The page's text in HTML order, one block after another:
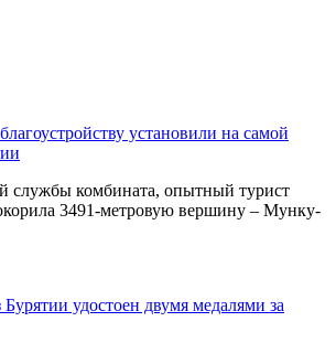
установили на самой
службы комбината, опытный турист
3491-метровую вершину – Мунку-
удостоен двумя медалями за